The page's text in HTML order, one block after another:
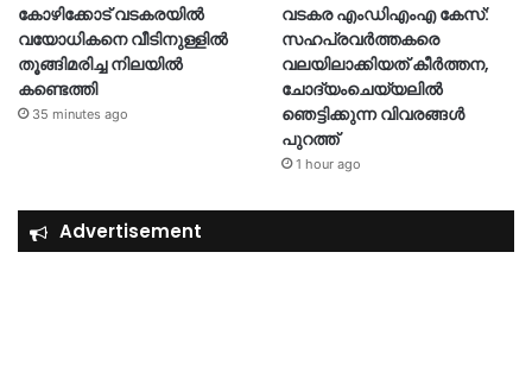
കോഴിക്കോട് വടകരയിൽ
വയോധികനെ വീടിനുള്ളിൽ
തൂങ്ങിമരിച്ച നിലയിൽ
കണ്ടെത്തി
35 minutes ago
വടകര എംഡിഎംഎ കേസ്:
സഹപ്രവർത്തകരെ
വലയിലാക്കിയത് കീർത്തന,
ചോദ്യംചെയ്യലിൽ
ഞെട്ടിക്കുന്ന വിവരങ്ങൾ
പുറത്ത്
1 hour ago
Advertisement